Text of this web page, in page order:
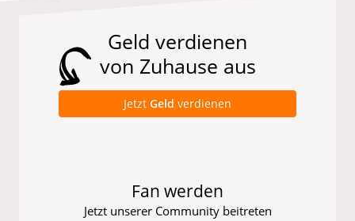
Geld verdienen
von Zuhause aus
Jetzt Geld verdienen
Fan werden
Jetzt unserer Community beitreten